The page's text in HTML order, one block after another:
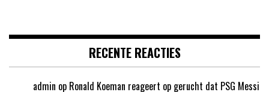
RECENTE REACTIES
admin op Ronald Koeman reageert op gerucht dat PSG Messi